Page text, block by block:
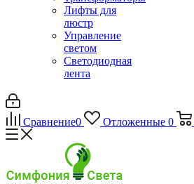
Лифты для
люстр
Управление
светом
Светодиодная
лента
Сравнение0 Отложенные 0